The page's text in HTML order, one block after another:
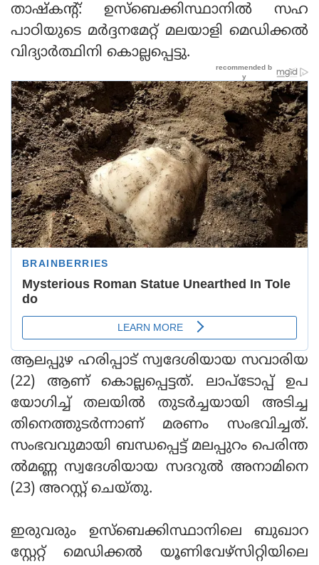
താഷ്‌കന്റ്: ഉസ്ബെക്കിസ്ഥാനില്‍ സഹ
പാഠിയുടെ മര്‍ദ്ദനമേറ്റ് മലയാളി മെഡിക്കല്‍
വിദ്യാര്‍ത്ഥിനി കൊല്ലപ്പെട്ടു.
ആലപ്പുഴ ഹരിപ്പാട് സ്വദേശിയായ സവാരിയ
(22) ആണ് കൊല്ലപ്പെട്ടത്. ലാപ്‌ടോപ്പ് ഉപ
യോഗിച്ച് തലയില്‍ തുടര്‍ച്ചയായി അടിച്ച
തിനെത്തുടര്‍ന്നാണ് മരണം സംഭവിച്ചത്.
സംഭവവുമായി ബന്ധപ്പെട്ട് മലപ്പുറം പെരിന്ത
ല്‍മണ്ണ സ്വദേശിയായ സദറുല്‍ അനാമിനെ
(23) അറസ്റ്റ് ചെയ്തു.
ഇരുവരും ഉസ്‌ബെക്കിസ്ഥാനിലെ ബുഖാറ
സ്റ്റേറ്റ് മെഡിക്കല്‍ യൂണിവേഴ്‌സിറ്റിയിലെ